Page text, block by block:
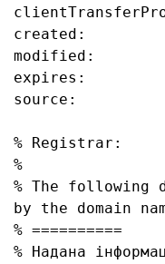
created:
modified:
expires:
source:
% Registrar:
%
% The following
by the domain
% ==========
% Надана